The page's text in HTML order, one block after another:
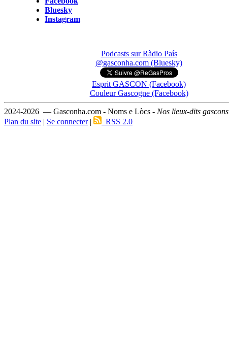
Bluesky
Instagram
Podcasts sur Ràdio País
@gasconha.com (Bluesky)
Esprit GASCON (Facebook)
Couleur Gascogne (Facebook)
2024-2026 — Gasconha.com - Noms e Lòcs - Nos lieux-dits gascons
Plan du site | Se connecter| RSS 2.0